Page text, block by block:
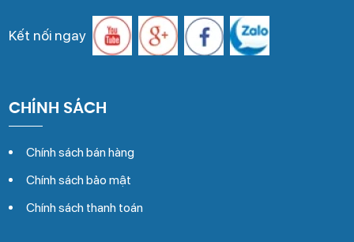
Kết nối ngay
CHÍNH SÁCH
Chính sách bán hàng
Chính sách bảo mật
Chính sách thanh toán